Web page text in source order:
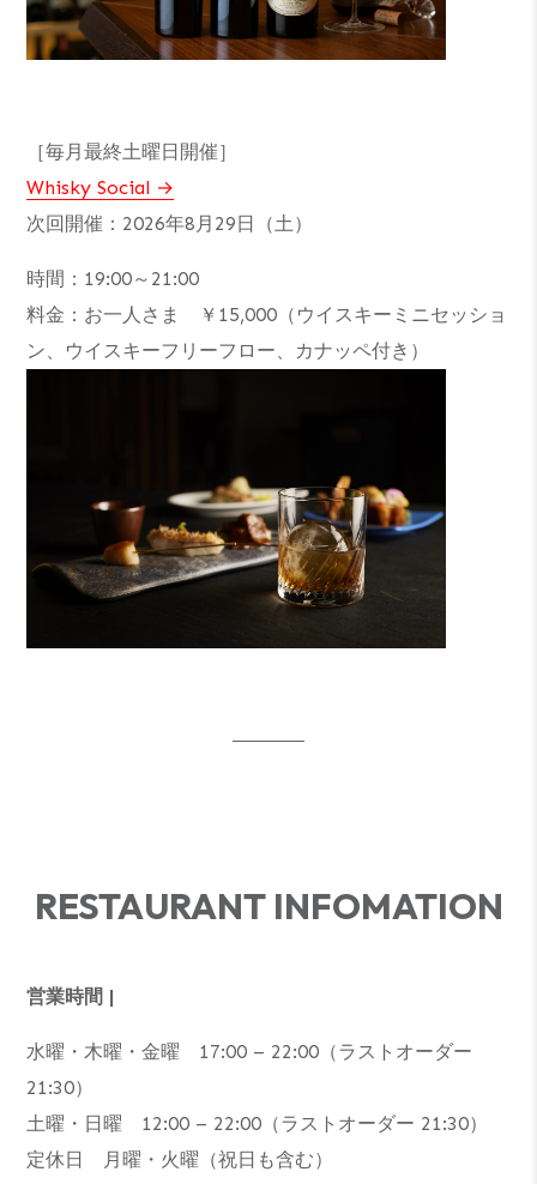
［毎月最終土曜日開催］
Whisky Social
次回開催：2026年8月29日（土）
時間：19:00～21:00
料金：お一人さま ￥15,000（ウイスキーミニセッショ
ン、ウイスキーフリーフロー、カナッペ付き）
RESTAURANT INFOMATION
営業時間 |
水曜・木曜・金曜 17:00 – 22:00（ラストオーダー
21:30）
土曜・日曜 12:00 – 22:00（ラストオーダー 21:30）
定休日 月曜・火曜（祝日も含む）